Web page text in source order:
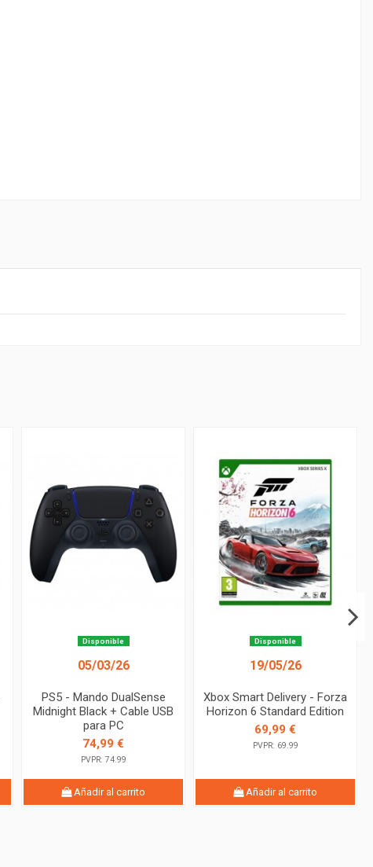
Disponible
05/03/26
PS5 - Mando DualSense
Midnight Black + Cable USB
para PC
74,99 €
PVPR: 74.99
Añadir al carrito
Disponible
19/05/26
Xbox Smart Delivery - Forza
Horizon 6 Standard Edition
69,99 €
PVPR: 69.99
Añadir al carrito